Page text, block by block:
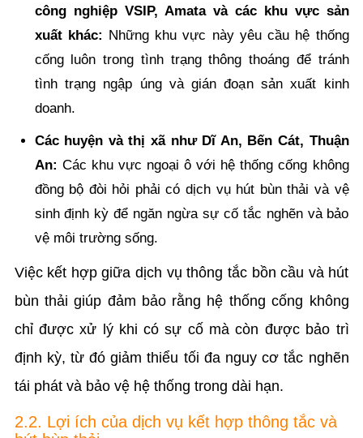
công nghiệp VSIP, Amata và các khu vực sản
xuất khác: Những khu vực này yêu cầu hệ thống
cống luôn trong tình trạng thông thoáng để tránh
tình trạng ngập úng và gián đoạn sản xuất kinh
doanh.
Các huyện và thị xã như Dĩ An, Bến Cát, Thuận
An: Các khu vực ngoại ô với hệ thống cống không
đồng bộ đòi hỏi phải có dịch vụ hút bùn thải và vệ
sinh định kỳ để ngăn ngừa sự cố tắc nghẽn và bảo
vệ môi trường sống.
Việc kết hợp giữa dịch vụ thông tắc bồn cầu và hút
bùn thải giúp đảm bảo rằng hệ thống cống không
chỉ được xử lý khi có sự cố mà còn được bảo trì
định kỳ, từ đó giảm thiểu tối đa nguy cơ tắc nghẽn
tái phát và bảo vệ hệ thống trong dài hạn.
2.2. Lợi ích của dịch vụ kết hợp thông tắc và